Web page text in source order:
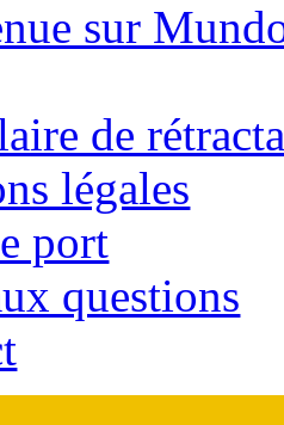
sur
de
légales
port
questions